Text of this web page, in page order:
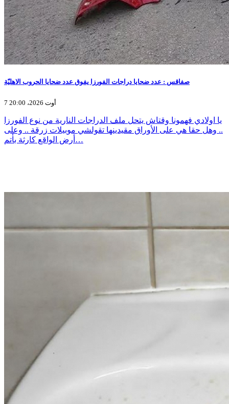
صفاقس : عدد ضحايا دراجات الفورزا يفوق عدد ضحايا الحروب الاهليّة
7 أوت 2026، 20:00
يا اولادي فهمونا وقتاش يتحل ملف الدراجات النارية من نوع الفورزا
.. وهل حقا هي على الأوراق مقيدينها تقولشي موبيلات زرقة .. وعلى
أرض الواقع كارثة بأتم…